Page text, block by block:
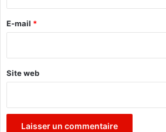
l
.e
E-mail *
Site web